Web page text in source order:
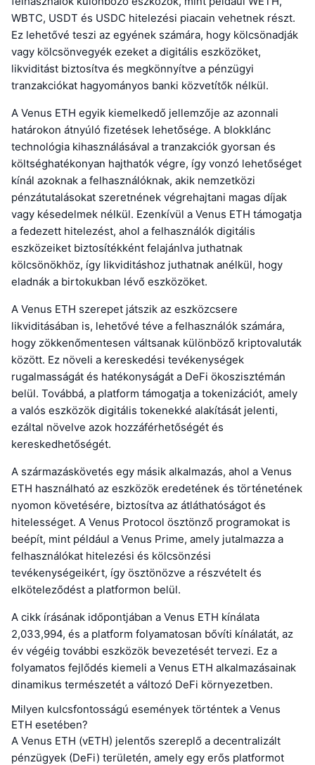
WBTC, USDT és USDC hitelezési piacain vehetnek részt.
Ez lehetővé teszi az egyének számára, hogy kölcsönadják
vagy kölcsönvegyék ezeket a digitális eszközöket,
likviditást biztosítva és megkönnyítve a pénzügyi
tranzakciókat hagyományos banki közvetítők nélkül.
A Venus ETH egyik kiemelkedő jellemzője az azonnali
határokon átnyúló fizetések lehetősége. A blokklánc
technológia kihasználásával a tranzakciók gyorsan és
költséghatékonyan hajthatók végre, így vonzó lehetőséget
kínál azoknak a felhasználóknak, akik nemzetközi
pénzátutalásokat szeretnének végrehajtani magas díjak
vagy késedelmek nélkül. Ezenkívül a Venus ETH támogatja
a fedezett hitelezést, ahol a felhasználók digitális
eszközeiket biztosítékként felajánlva juthatnak
kölcsönökhöz, így likviditáshoz juthatnak anélkül, hogy
eladnák a birtokukban lévő eszközöket.
A Venus ETH szerepet játszik az eszközcsere
likviditásában is, lehetővé téve a felhasználók számára,
hogy zökkenőmentesen váltsanak különböző kriptovaluták
között. Ez növeli a kereskedési tevékenységek
rugalmasságát és hatékonyságát a DeFi ökoszisztémán
belül. Továbbá, a platform támogatja a tokenizációt, amely
a valós eszközök digitális tokenekké alakítását jelenti,
ezáltal növelve azok hozzáférhetőségét és
kereskedhetőségét.
A származáskövetés egy másik alkalmazás, ahol a Venus
ETH használható az eszközök eredetének és történetének
nyomon követésére, biztosítva az átláthatóságot és
hitelességet. A Venus Protocol ösztönző programokat is
beépít, mint például a Venus Prime, amely jutalmazza a
felhasználókat hitelezési és kölcsönzési
tevékenységeikért, így ösztönözve a részvételt és
elköteleződést a platformon belül.
A cikk írásának időpontjában a Venus ETH kínálata
2,033,994, és a platform folyamatosan bővíti kínálatát, az
év végéig további eszközök bevezetését tervezi. Ez a
folyamatos fejlődés kiemeli a Venus ETH alkalmazásainak
dinamikus természetét a változó DeFi környezetben.
Milyen kulcsfontosságú események történtek a Venus
ETH esetében?
A Venus ETH (vETH) jelentős szereplő a decentralizált
pénzügyek (DeFi) területén, amely egy erős platformot